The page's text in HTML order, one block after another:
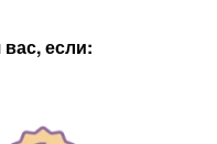
если: